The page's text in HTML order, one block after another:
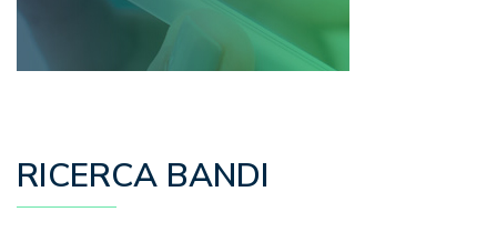
RICERCA BANDI